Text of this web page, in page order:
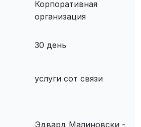
Корпоративная
организация
30 день
услуги сот связи
Эдвард Малиновски -